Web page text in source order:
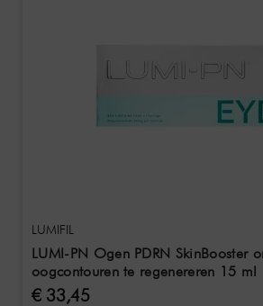
LUMIFIL
LUMI-PN Ogen PDRN SkinBooster
oogcontouren te regenereren 15 ml
€ 33,45